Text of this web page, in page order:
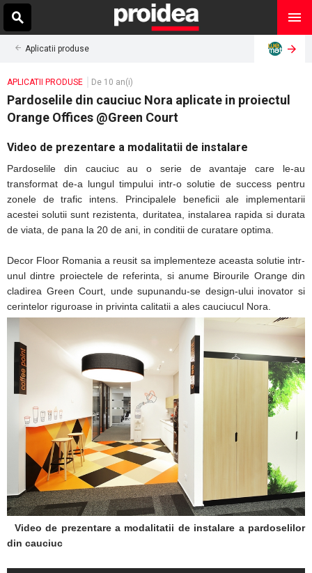
Aplicatii produse
APLICATII PRODUSE De 10 an(i)
Pardoselile din cauciuc Nora aplicate in proiectul
Orange Offices @Green Court
Video de prezentare a modalitatii de instalare
Pardoselile din cauciuc au o serie de avantaje care le-au
transformat de-a lungul timpului intr-o solutie de success pentru
zonele de trafic intens. Principalele beneficii ale implementarii
acestei solutii sunt rezistenta, duritatea, instalarea rapida si durata
de viata, de pana la 20 de ani, in conditii de curatare optima.
Decor Floor Romania a reusit sa implementeze aceasta solutie intr-
unul dintre proiectele de referinta, si anume Birourile Orange din
cladirea Green Court, unde supunandu-se design-ului inovator si
cerintelor riguroase in privinta calitatii a ales cauciucul Nora.
Video de prezentare a modalitatii de instalare a pardoselilor
din cauciuc